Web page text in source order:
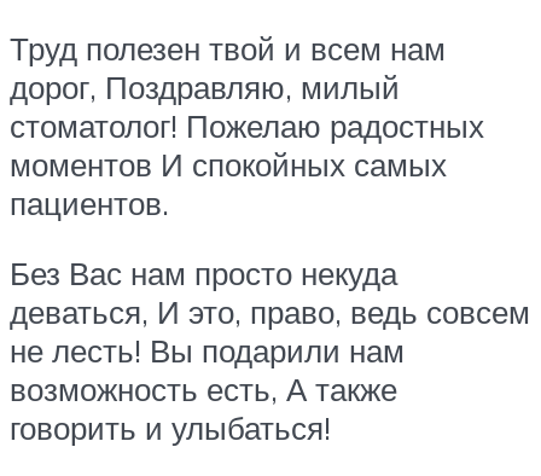
Труд полезен твой и всем нам
дорог, Поздравляю, милый
стоматолог! Пожелаю радостных
моментов И спокойных самых
пациентов.
Без Вас нам просто некуда
деваться, И это, право, ведь совсем
не лесть! Вы подарили нам
возможность есть, А также
говорить и улыбаться!